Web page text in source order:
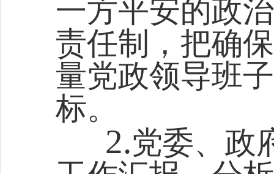
一方平安的政
责任制，把确
量党政领导班
标。
2.党委、政